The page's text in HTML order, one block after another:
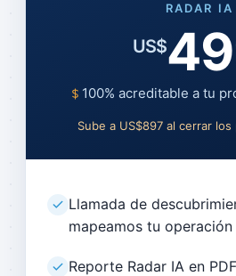
RADAR IA
US$
100% acreditable a tu
Sube a US$897 al cerrar
Llamada de
mapeamos tu operación
Reporte Radar IA en